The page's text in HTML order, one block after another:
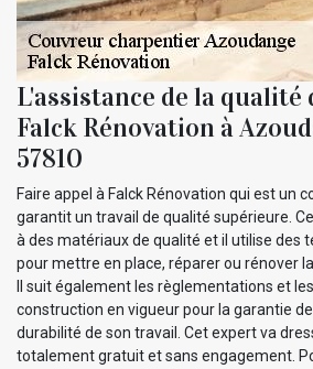
L'assistance de la
Falck Rénovation à
57810
Faire appel à Falck Rénovation qui est un
garantit un travail de qualité supérieure.
à des matériaux de qualité et il utilise des
pour mettre en place, réparer ou rénover
Il suit également les règlementations et
construction en vigueur pour la garantie
durabilité de son travail. Cet expert va
totalement gratuit et sans engagement.